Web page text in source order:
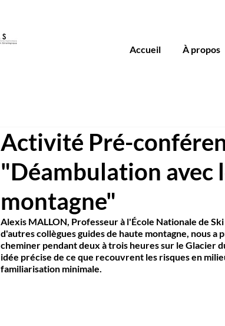
Accueil À propos
Activité Pré-
"Déambulation avec
montagne"
Alexis MALLON, Professeur à l'École Nationale de
d'autres collègues guides de haute montagne, nous
cheminer pendant deux à trois heures sur le Glacier
idée précise de ce que recouvrent les risques en
familiarisation minimale.